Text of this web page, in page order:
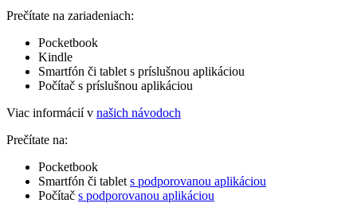
Prečítate na zariadeniach:
Pocketbook
Kindle
Smartfón či tablet s príslušnou aplikáciou
Počítač s príslušnou aplikáciou
Viac informácií v našich návodoch
Prečítate na:
Pocketbook
Smartfón či tablet s podporovanou aplikáciou
Počítač s podporovanou aplikáciou